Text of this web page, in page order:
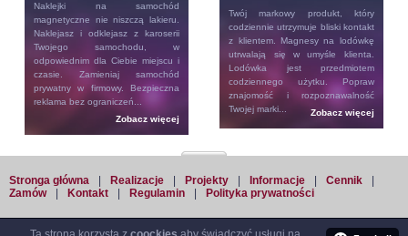
Naklejki na samochód
magnetyczne nie niszczą lakieru.
Naklejasz i odklejasz z karoserii
Twojego samochodu, w
odpowiednim dla Ciebie miejscu i
czasie. Zamieniaj samochód
prywatny w firmowy. Bezpieczna
reklama bez ograniczeń...
Zobacz więcej
Twój markowy produkt, który
codziennie utrzymuje bliski kontakt
z klientem. Magnesy na lodówkę
utrwalają się w umyśle klienta.
Lodówka jest przedmiotem
codziennego użytku. Popraw
znajomość i rozpoznawalność
Twojej marki...
Zobacz więcej
Stronga główna Realizacje Projekty Informacje Cennik
Zamów
Kontakt Regulamin Polityka prywatności